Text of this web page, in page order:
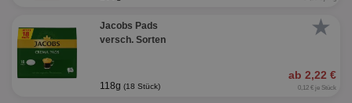
★
Jacobs Pads
versch. Sorten
ab 2,22 €
118g (18 Stück) 0,12 € je Stück